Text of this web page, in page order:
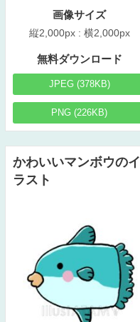
画像サイズ
縦2,000px : 横2,000px
無料ダウンロード
JPEG (378KB)
PNG (226KB)
かわいいマンボウのイ
ラスト